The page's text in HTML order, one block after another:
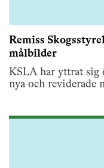
Remiss
målbilder
KSLA har yttrat sig
nya och reviderade